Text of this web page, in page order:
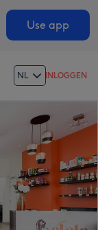
Use app
NL INLOGGEN